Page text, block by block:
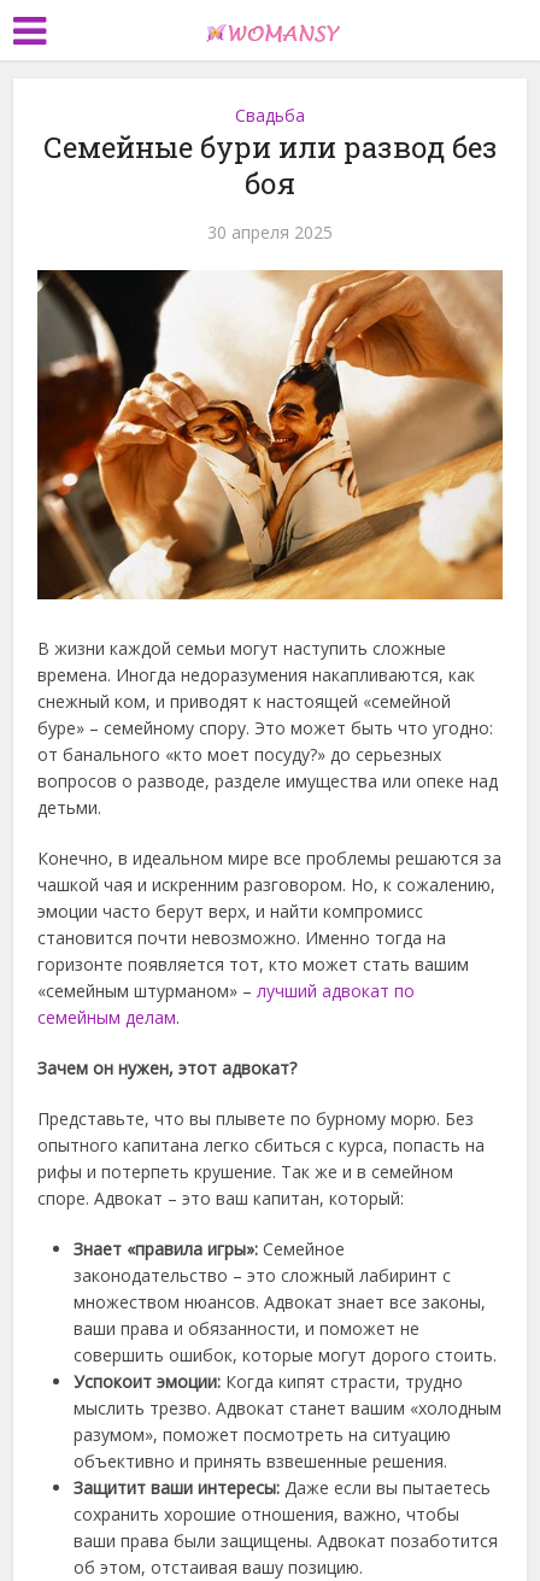
Свадьба
Семейные бури или развод без
боя
30 апреля 2025
В жизни каждой семьи могут наступить сложные
времена. Иногда недоразумения накапливаются, как
снежный ком, и приводят к настоящей «семейной
буре» – семейному спору. Это может быть что угодно:
от банального «кто моет посуду?» до серьезных
вопросов о разводе, разделе имущества или опеке над
детьми.
Конечно, в идеальном мире все проблемы решаются за
чашкой чая и искренним разговором. Но, к сожалению,
эмоции часто берут верх, и найти компромисс
становится почти невозможно. Именно тогда на
горизонте появляется тот, кто может стать вашим
«семейным штурманом» –лучший адвокат по
семейным делам.
Зачем он нужен, этот адвокат?
Представьте, что вы плывете по бурному морю. Без
опытного капитана легко сбиться с курса, попасть на
рифы и потерпеть крушение. Так же и в семейном
споре. Адвокат – это ваш капитан, который:
Знает «правила игры»: Семейное
законодательство – это сложный лабиринт с
множеством нюансов. Адвокат знает все законы,
ваши права и обязанности, и поможет не
совершить ошибок, которые могут дорого стоить.
Успокоит эмоции: Когда кипят страсти, трудно
мыслить трезво. Адвокат станет вашим «холодным
разумом», поможет посмотреть на ситуацию
объективно и принять взвешенные решения.
Защитит ваши интересы: Даже если вы пытаетесь
сохранить хорошие отношения, важно, чтобы
ваши права были защищены. Адвокат позаботится
об этом, отстаивая вашу позицию.